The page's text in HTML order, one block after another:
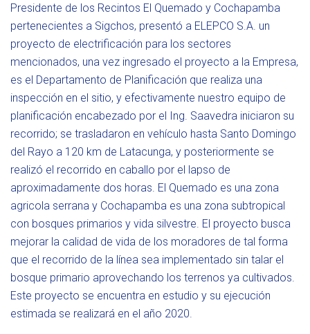
Presidente de los Recintos El Quemado y Cochapamba
pertenecientes a Sigchos, presentó a ELEPCO S.A. un
proyecto de electrificación para los sectores
mencionados, una vez ingresado el proyecto a la Empresa,
es el Departamento de Planificación que realiza una
inspección en el sitio, y efectivamente nuestro equipo de
planificación encabezado por el Ing. Saavedra iniciaron su
recorrido; se trasladaron en vehículo hasta Santo Domingo
del Rayo a 120 km de Latacunga, y posteriormente se
realizó el recorrido en caballo por el lapso de
aproximadamente dos horas. El Quemado es una zona
agricola serrana y Cochapamba es una zona subtropical
con bosques primarios y vida silvestre. El proyecto busca
mejorar la calidad de vida de los moradores de tal forma
que el recorrido de la línea sea implementado sin talar el
bosque primario aprovechando los terrenos ya cultivados.
Este proyecto se encuentra en estudio y su ejecución
estimada se realizará en el año 2020.